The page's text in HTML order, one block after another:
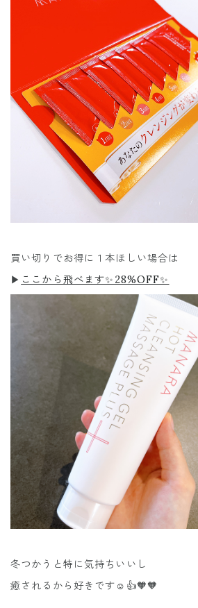
買い切りでお得に１本ほしい場合は
▶︎ ここから飛べます✨28%OFF✨
冬つかうと特に気持ちいいし
癒されるから好きです☺️👍🧡🧡